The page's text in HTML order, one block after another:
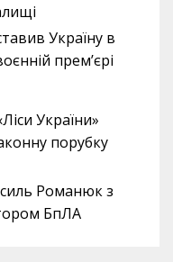
Україну в
прем’єрі
України»
порубку
Романюк з
БпЛА